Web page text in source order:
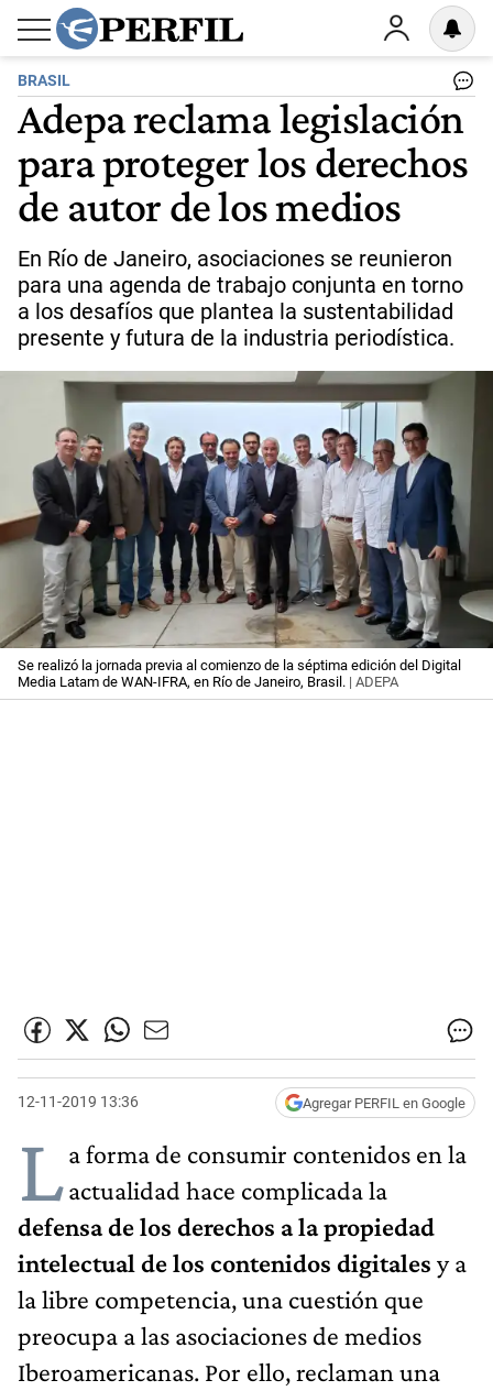
BRASIL
Adepa reclama legislación
para proteger los derechos
de autor de los medios
En Río de Janeiro, asociaciones se reunieron
para una agenda de trabajo conjunta en torno
a los desafíos que plantea la sustentabilidad
presente y futura de la industria periodística.
Se realizó la jornada previa al comienzo de la séptima edición del Digital
Media Latam de WAN-IFRA, en Río de Janeiro, Brasil. | ADEPA
12-11-2019 13:36 Agregar PERFIL en Google
La forma de consumir contenidos en la
actualidad hace complicada la
defensa de los derechos a la propiedad
intelectual de los contenidos digitales y a
la libre competencia, una cuestión que
preocupa a las asociaciones de medios
Iberoamericanas. Por ello, reclaman una